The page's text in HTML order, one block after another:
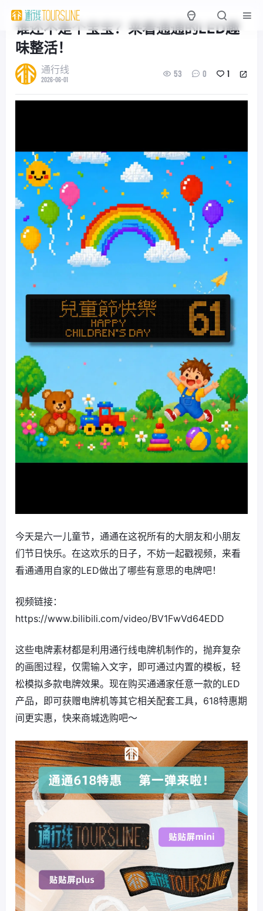
谁还不是个宝宝？来看通通的LED趣
味整活！
通行线
2026-06-01
53 0 1
今天是六一儿童节，通通在这祝所有的大朋友和小朋友
们节日快乐。在这欢乐的日子，不妨一起戳视频，来看
看通通用自家的LED做出了哪些有意思的电牌吧！
视频链接：
https://www.bilibili.com/video/BV1FwVd64EDD
这些电牌素材都是利用通行线电牌机制作的，抛弃复杂
的画图过程，仅需输入文字，即可通过内置的模板，轻
松模拟多款电牌效果。现在购买通通家任意一款的LED
产品，即可获赠电牌机等其它相关配套工具，618特惠期
间更实惠，快来商城选购吧～